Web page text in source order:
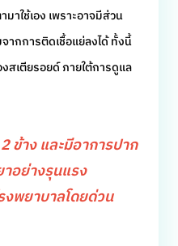
าใช้เอง เพราะอาจมีส่วน
ากการติดเชื้อแย่ลงได้ ทั้งนี้
สเตียรอยด์ ภายใต้การดูแล
ข้าง และมีอาการปาก
อย่างรุนแรง
งพยาบาลโดยด่วน